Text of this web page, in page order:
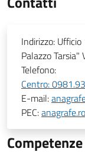
Indirizzo: Ufficio
Palazzo
Telefono:
Centro:
E-mail:
PEC:
Competenze